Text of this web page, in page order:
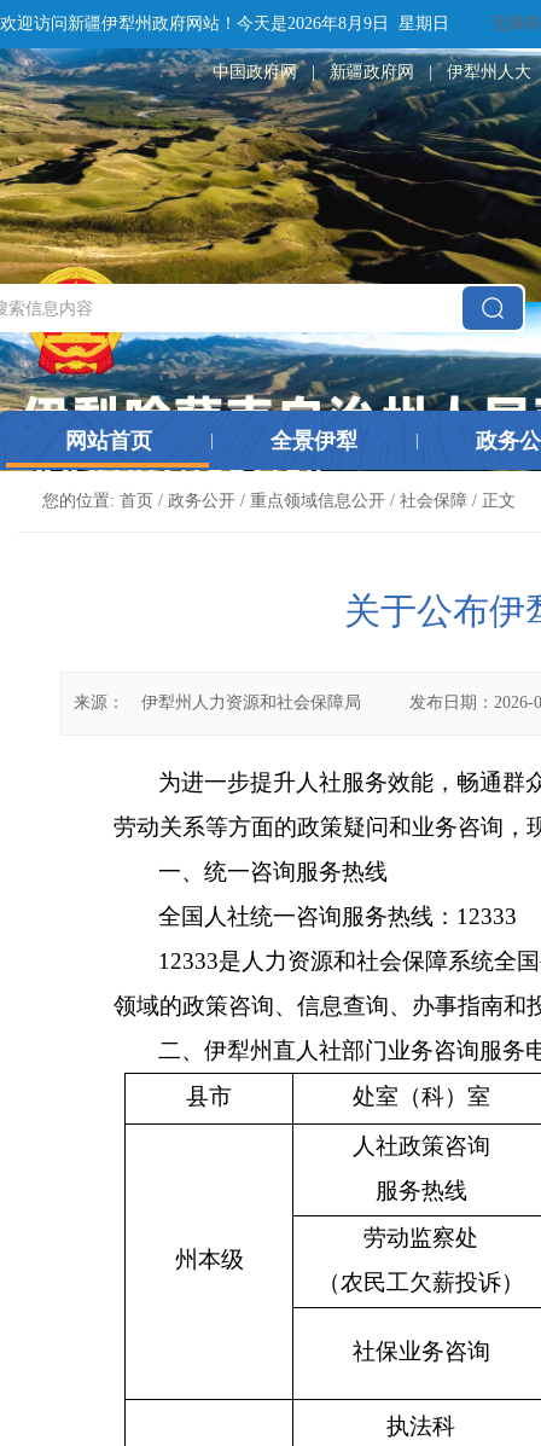
欢迎访问新疆伊犁州政府网站！ 今天是2026年8月9日 星期日 无障碍
中国政府网 | 新疆政府网 | 伊犁州人大
网站首页 全景伊犁 政务
您的位置: 首页 / 政务公开 / 重点领域信息公开 / 社会保障 / 正文
关于公布伊
来源： 伊犁州人力资源和社会保障局 发布日期： 2026-
为进一步提升人社服务效能，畅通群
劳动关系等方面的政策疑问和业务咨询，
一、统一咨询服务热线
全国人社统一咨询服务热线：12333
12333是人力资源和社会保障系统全
领域的政策咨询、信息查询、办事指南和
二、伊犁州直人社部门业务咨询服务
县市
处室（科）室
州本级
人社政策咨询
服务热线
劳动监察处
（农民工欠薪投诉）
社保业务咨询
执法科